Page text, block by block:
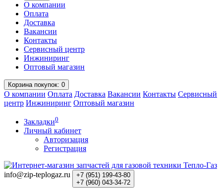
О компании
Оплата
Доставка
Вакансии
Контакты
Сервисный центр
Инжиниринг
Оптовый магазин
Корзинапокупок: 0
О компании Оплата Доставка Вакансии Контакты Сервисный
центр Инжиниринг Оптовый магазин
Закладки0
Личный кабинет
Авторизация
Регистрация
info@zip-teplogaz.ru +7 (951) 199-43-80
+7 (960) 043-34-72